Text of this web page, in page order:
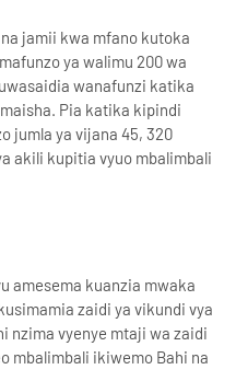
jamii kwa mfano kutoka
ya walimu 200 wa
wanafunzi katika
Pia katika kipindi
jumla ya vijana 45, 320
akili kupitia vyuo mbalimbali
amesema kuanzia mwaka
zaidi ya vikundi vya
nzima vyenye mtaji wa zaidi
mbalimbali ikiwemo Bahi na